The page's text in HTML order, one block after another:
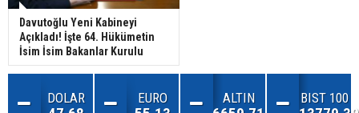
Davutoğlu Yeni Kabineyi
Açıkladı! İşte 64. Hükümetin
İsim İsim Bakanlar Kurulu
DOLAR EURO ALTIN BIST 100